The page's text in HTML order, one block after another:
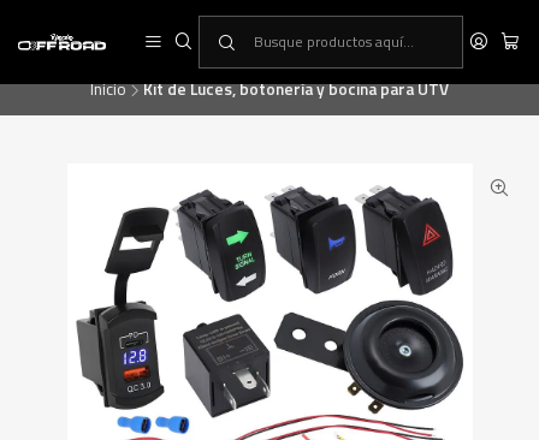
RINCON OFF-ROAD, la primera tienda especialista en equipamiento ATV
& UTV
Inicio
Kit de Luces, botonería y bocina para UTV